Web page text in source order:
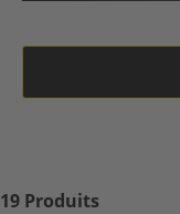
19 Produits